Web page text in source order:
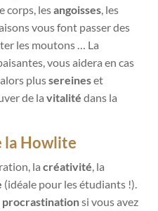
corps, lesangoisses, les
vous font passer des
les moutons … La
vous aidera en cas
plussereineset
de lavitalité dans la
la Howlite
lacréativité, la
(idéale pour les étudiants !).
procrastinationsi vous avez